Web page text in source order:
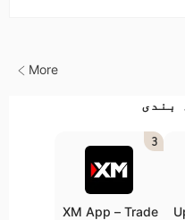
More
بندی
XM App – Trade
3